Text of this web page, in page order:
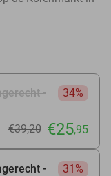
-
34%
€39,20 €25,95
-
31%